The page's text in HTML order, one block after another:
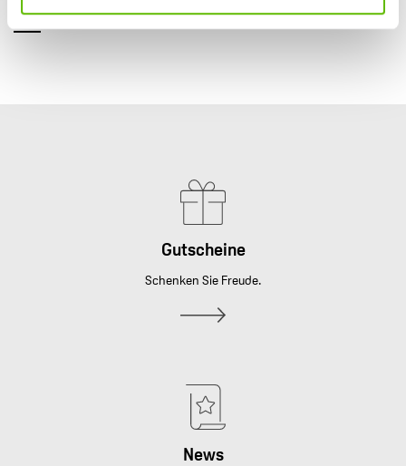
ZURÜCK ZU DEN NEWS
Gutscheine
Schenken Sie Freude.
News